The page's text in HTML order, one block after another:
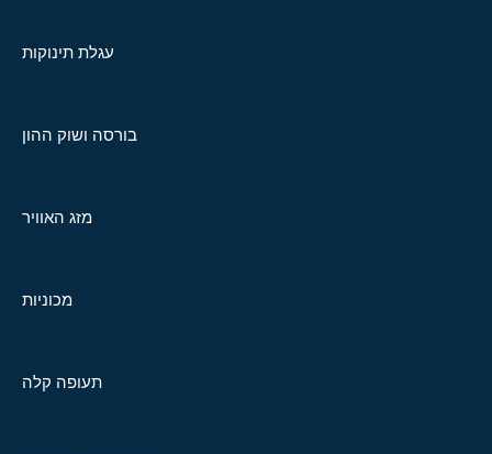
עגלת תינוקות
בורסה ושוק ההון
מזג האוויר
מכוניות
תעופה קלה